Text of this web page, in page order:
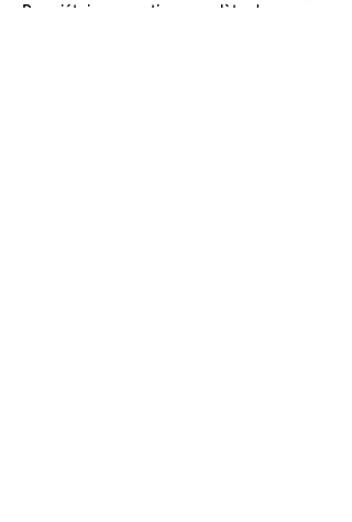
Propriétaires
: gestion complète de vos